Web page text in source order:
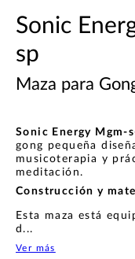
Sonic
sp
Maza para
Sonic Energy Mgm-
gong pequeña
musicoterapia y
meditación.
Construcción y
Esta maza está
d...
Ver más